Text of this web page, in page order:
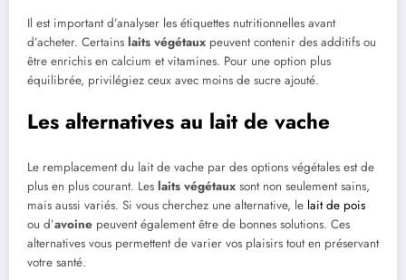
Il est important d’analyser les étiquettes nutritionnelles avant
d’acheter. Certains laits végétaux peuvent contenir des additifs ou
être enrichis en calcium et vitamines. Pour une option plus
équilibrée, privilégiez ceux avec moins de sucre ajouté.
Les alternatives au lait de vache
Le remplacement du lait de vache par des options végétales est de
plus en plus courant. Les laits végétaux sont non seulement sains,
mais aussi variés. Si vous cherchez une alternative, le lait de pois
ou d’avoine peuvent également être de bonnes solutions. Ces
alternatives vous permettent de varier vos plaisirs tout en préservant
votre santé.